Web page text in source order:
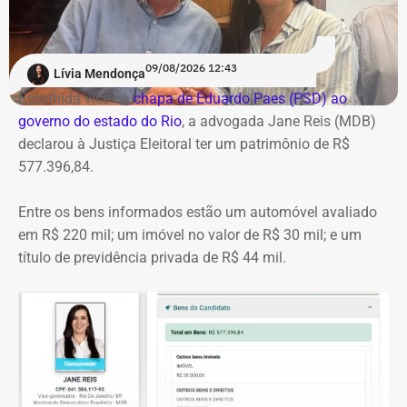
executiva, do comitê de investimentos e do controle
interno da autarquia. Desde então, as apurações
administrativas avançaram paralelamente às
investigações conduzidas pelo Ministério Público e pela
Polícia Federal.
Em janeiro de 2026, o então diretor-presidente do
Rioprevidência, Deivis Marcon Antunes, foi alvo de
pediu exoneração do cargo.
No mês seguinte, Antunes foi preso preventivamente pela
gestão temerária, tentativa de obstrução da Justiça e
destruição de provas. A prisão foi mantida pelo Superior
Tribunal de Justiça (STJ).
Com o avanço das investigações, toda a cúpula que
Lívia Mendonça09/08/2026 12:43
Escolhida vice nachapa de Eduardo Paes (PSD) ao
governo do estado do Rio, a advogada Jane Reis (MDB)
declarou à Justiça Eleitoral ter um patrimônio de R$
577.396,84.
Entre os bens informados estão um automóvel avaliado
em R$ 220 mil; um imóvel no valor de R$ 30 mil; e um
título de previdência privada de R$ 44 mil.